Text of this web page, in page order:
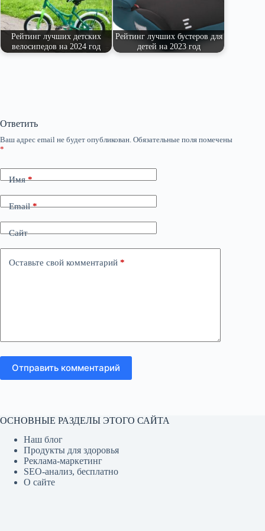
Рейтинг лучших детских
велосипедов на 2024 год
Рейтинг лучших бустеров для
детей на 2023 год
Ответить
Ваш адрес email не будет опубликован. Обязательные поля помечены
*
Имя*
Email*
Сайт
Оставьте свой комментарий *
Отправить комментарий
ОСНОВНЫЕ РАЗДЕЛЫ ЭТОГО САЙТА
Наш блог
Продукты для здоровья
Реклама-маркетинг
SEO-анализ, бесплатно
О сайте